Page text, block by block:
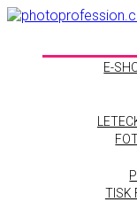
E-
TISK